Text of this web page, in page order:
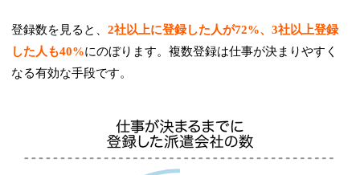
登録数を見ると、2社以上に登録した人が72%、3社以上登録
した人も40%にのぼります。複数登録は仕事が決まりやすく
なる有効な手段です。